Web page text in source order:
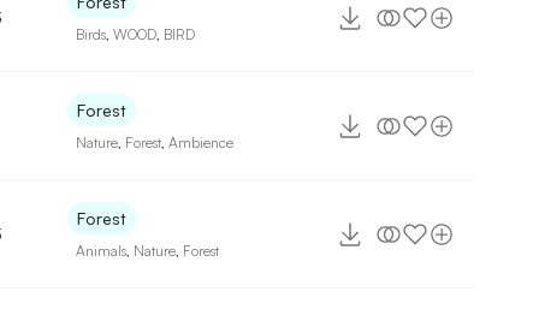
Birds ,WOOD BIRD
Forest
Nature Forest ,Ambience
Forest
Animals Nature Forest